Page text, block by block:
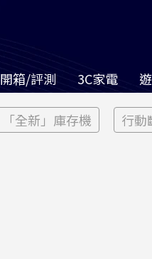
開箱/評測 3C家電
「全新」庫存機 行動